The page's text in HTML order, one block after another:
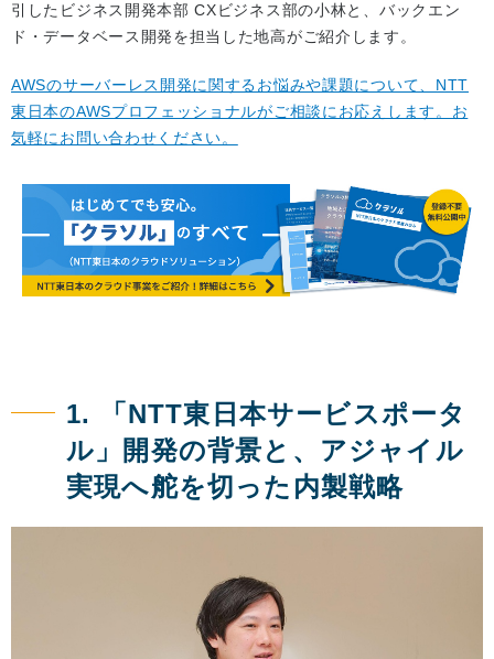
引したビジネス開発本部 CXビジネス部の小林と、バックエン
ド・データベース開発を担当した地高がご紹介します。
AWSのサーバーレス開発に関するお悩みや課題について、NTT
東日本のAWSプロフェッショナルがご相談にお応えします。お
気軽にお問い合わせください。
1. 「NTT東日本サービスポータ
ル」開発の背景と、アジャイル
実現へ舵を切った内製戦略